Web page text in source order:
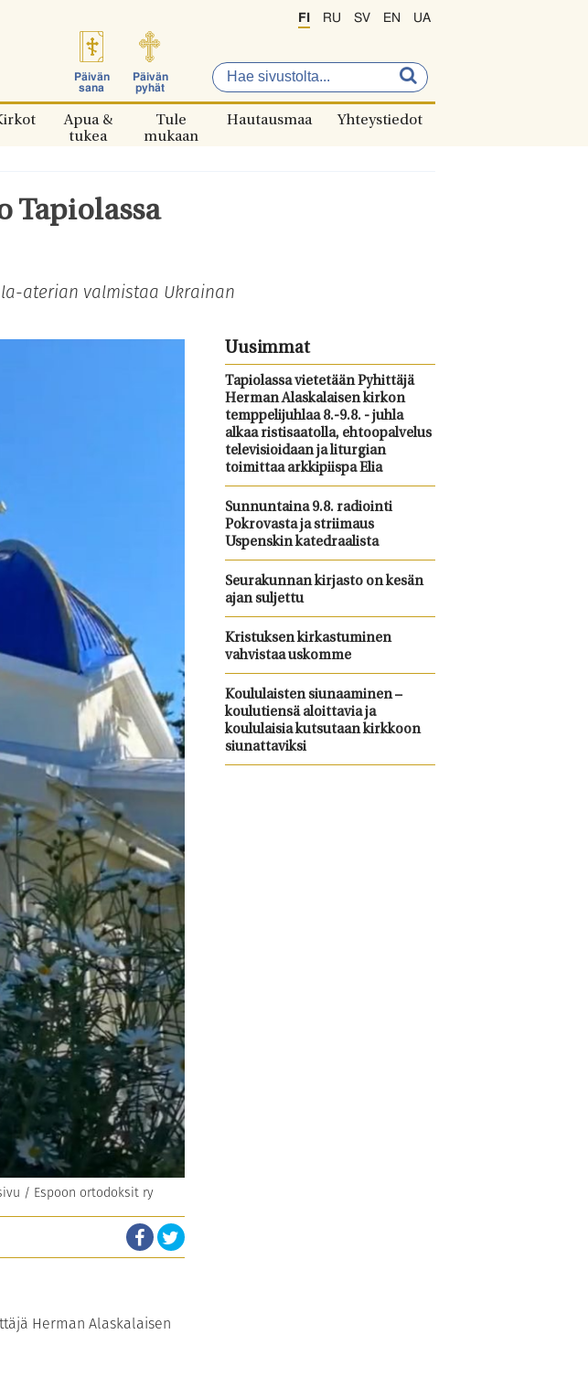
Päivän
sana
Päivän
pyhät
FI RU SV EN UA
Apua &
tukea
Tule
mukaan
Hautausmaa Yhteystiedot
Tapiolassa
aterian valmistaa Ukrainan
/ Espoon ortodoksit ry
Herman Alaskalaisen
Uusimmat
Tapiolassa vietetään Pyhittäjä
Herman Alaskalaisen kirkon
temppelijuhlaa 8.-9.8. - juhla
alkaa ristisaatolla, ehtoopalvelus
televisioidaan ja liturgian
toimittaa arkkipiispa Elia
Sunnuntaina 9.8. radiointi
Pokrovasta ja striimaus
Uspenskin katedraalista
Seurakunnan kirjasto on kesän
ajan suljettu
Kristuksen kirkastuminen
vahvistaa uskomme
Koululaisten siunaaminen –
koulutiensä aloittavia ja
koululaisia kutsutaan kirkkoon
siunattaviksi